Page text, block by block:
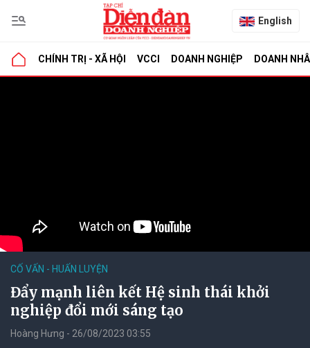
English
CHÍNH TRỊ - XÃ HỘI VCCI DOANH NGHIỆP DOANH
CỐ VẤN - HUẤN LUYỆN
Đẩy mạnh liên kết Hệ sinh thái khởi
nghiệp đổi mới sáng tạo
Hoàng Hưng - 26/08/2023 03:55